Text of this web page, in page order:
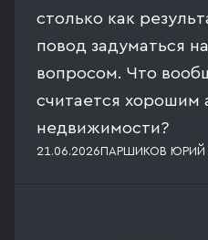
столько как
повод задуматься
вопросом. Что
считается хорошим
недвижимости?
21.06.2026 ПАРШИКОВ ЮРИЙ